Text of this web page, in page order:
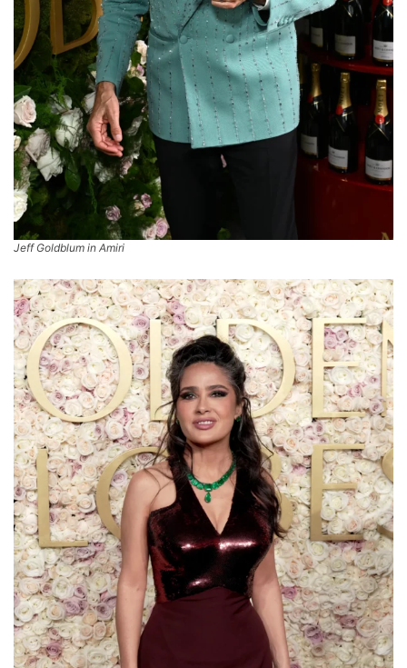
Jeff Goldblum in Amiri